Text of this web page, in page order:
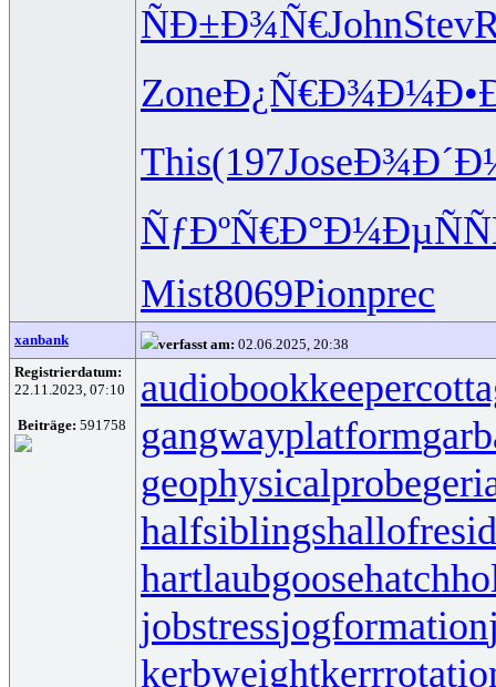
ÑÐ±Ð¾Ñ€JohnStev
ZoneÐ¿Ñ€Ð¾Ð¼
This(197Jose
ÑƒÐºÑ€Ð°Ð¼ÐµÑÑ
Mist8069Pionprec
xanbank verfasst am: 02.06.2025, 20:38
Registrierdatum:
22.11.2023, 07:10
Beiträge: 591758
audiobookkeeper
gangwayplatform
geophysicalprobe
halfsiblings
hartlaubgoose
jobstressjogformation
kerbweight